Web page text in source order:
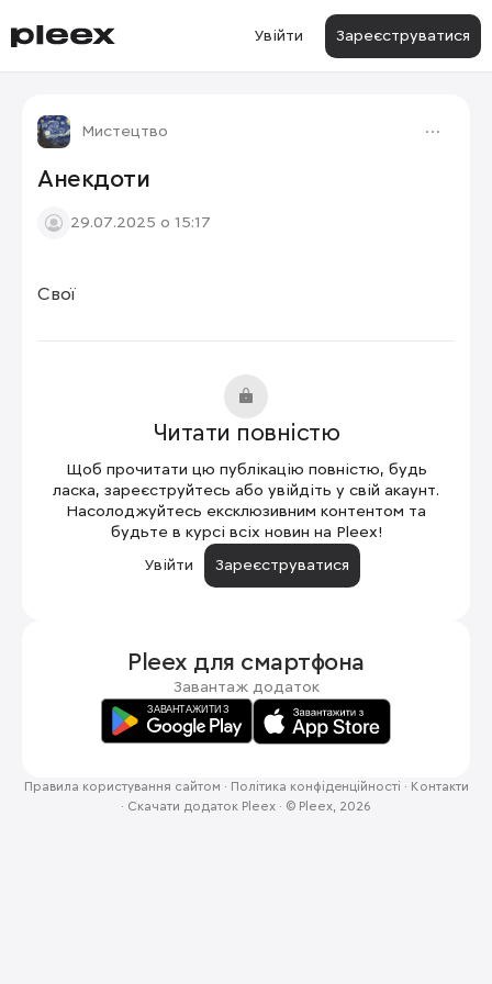
Увійти Зареєструватися
Мистецтво
Анекдоти
29.07.2025 о 15:17
Свої
Читати повністю
Щоб прочитати цю публікацію повністю, будь
ласка, зареєструйтесь або увійдіть у свій акаунт.
Насолоджуйтесь ексклюзивним контентом та
будьте в курсі всіх новин на Pleex!
Увійти
Зареєструватися
Pleex для смартфона
Завантаж додаток
Правила користування сайтом · Політика конфіденційності · Контакти
· Скачати додаток Pleex · © Pleex, 2026